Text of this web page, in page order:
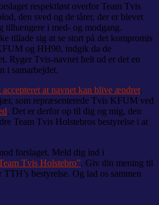
respektløst overfor Team Tvis
den sved og de tårer, der er blevet
tilhængere i med- og modgang.
tillade sig at se stort på det kompromis
og HH90, indgik da de
Ryger Tvis-navnet helt ud er det en
i samarbejdet.
at navnet kan blive ændret.
som repræsenterede Tvis KFUM ved
. Det er derfor op til dig og mig, den
Team Tvis Holstebros bestyrelse i at
forslaget. Meld dig ind i
Tvis Holstebro”. Giv din mening til
bestyrelse. Og lad os sammen